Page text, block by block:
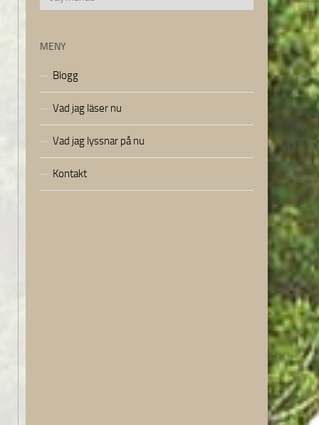
MENY
Blogg
Vad jag läser nu
Vad jag lyssnar på nu
Kontakt